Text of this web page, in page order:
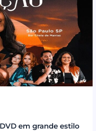
em grande estilo